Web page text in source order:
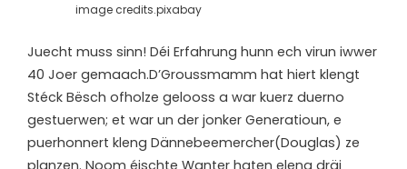
image credits.pixabay
Juecht muss sinn! Déi Erfahrung hunn ech virun iwwer
40 Joer gemaach.D’Groussmamm hat hiert klengt
Stéck Bësch ofholze gelooss a war kuerz duerno
gestuerwen; et war un der jonker Generatioun, e
puerhonnert kleng Dännebeemercher(Douglas) ze
planzen. Noom éischte Wanter haten eleng dräi